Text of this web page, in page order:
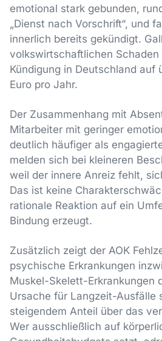
emotional stark gebunden,
„Dienst nach Vorschrift“, und
innerlich bereits gekündigt.
volkswirtschaftlichen Schaden
Kündigung in Deutschland auf
Euro pro Jahr.
Der Zusammenhang mit
Mitarbeiter mit geringer
deutlich häufiger als
melden sich bei kleineren
weil der innere Anreiz fehlt,
Das ist keine
rationale Reaktion auf ein
Bindung erzeugt.
Zusätzlich zeigt der AOK
psychische Erkrankungen
Muskel-Skelett-Erkrankungen
Ursache für Langzeit-
steigendem Anteil über das
Wer ausschließlich auf